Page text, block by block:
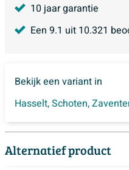
10 jaar garantie
Een 9.1 uit 10.321
Bekijk een variant in
Hasselt,Schoten,
Alternatief product